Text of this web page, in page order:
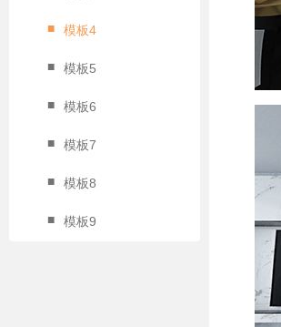
■ 模板4
■ 模板5
■ 模板6
■ 模板7
■ 模板8
■ 模板9